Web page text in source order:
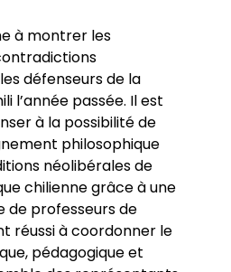
à montrer les
défenseurs de la
l’année passée. Il est
à la possibilité de
philosophique
néolibérales de
chilienne grâce à une
de professeurs de
réussi à coordonner le
pédagogique et